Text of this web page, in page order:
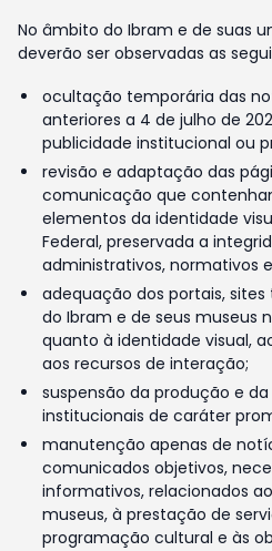
No âmbito do Ibram e de suas
deverão ser observadas as
ocultação temporária das
anteriores a 4 de julho de
publicidade institucional ou
revisão e adaptação das
comunicação que
elementos da identidade
Federal, preservada a
administrativos, normativos
adequação dos portais,
do Ibram e de seus museus
quanto à identidade visual,
aos recursos de interação;
suspensão da produção e
institucionais de caráter
manutenção apenas de
comunicados objetivos,
informativos, relacionados
museus, à prestação de
programação cultural e às